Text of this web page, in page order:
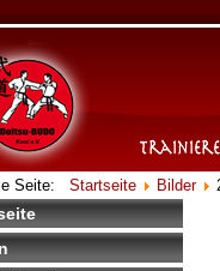
Seite: Startseite Bilder